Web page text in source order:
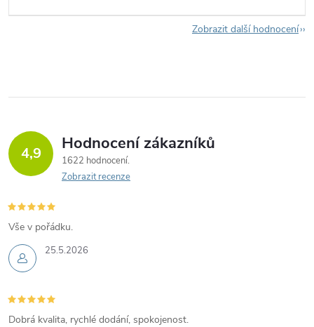
Zobrazit další hodnocení
4,9 Hodnocení zákazníků
1622 hodnocení
Zobrazit recenze
25.5.2026
Vše v pořádku.
Dobrá kvalita, rychlé dodání, spokojenost.